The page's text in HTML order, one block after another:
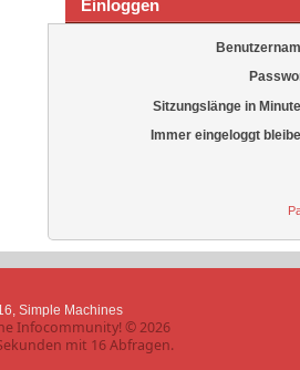
Einloggen
Sitzungslänge in
Immer eingeloggt
Simple Machines
Infocommunity! © 2026
mit 16 Abfragen.